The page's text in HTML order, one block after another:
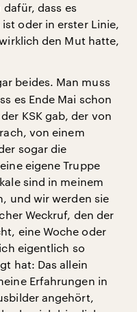
dass es
oder in erster Linie,
den Mut hatte,
beides. Man muss
es Ende Mai schon
KSK gab, der von
von einem
sogar die
eigene Truppe
sind in meinem
und wir werden sie
Weckruf, den der
eine Woche oder
eigentlich so
hat: Das allein
Erfahrungen in
angehört,